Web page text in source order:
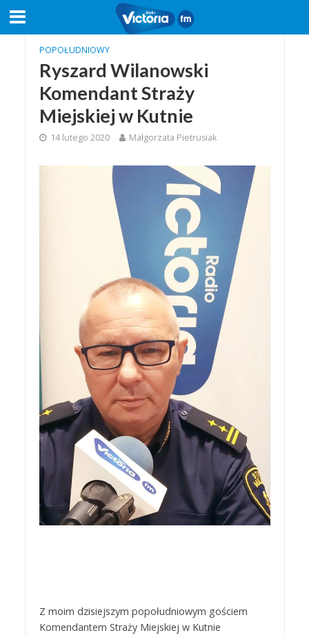
POPOŁUDNIOWY
Ryszard Wilanowski
Komendant Straży
Miejskiej w Kutnie
14 lutego 2020 Małgorzata Pietrusiak
Z moim dzisiejszym popołudniowym gościem
Komendantem Straży Miejskiej w Kutnie